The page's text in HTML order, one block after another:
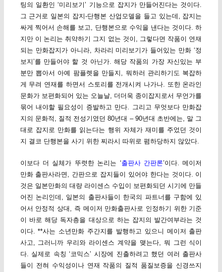
팅의 일환인 ‘미리보기’ 기능으로 잡지가 만들어진다는 것이다.
그 근거로 일본의 잡지-단행본 산업모델을 들고 있는데, 잡지는
싸게 찍어서 손해를 보고, 단행본으로 수익을 낸다는 것이다. 하
지만 이 논리는 취약하기 그지 없는 것이, 그렇다면 작품이 연재
되는 만화잡지가 아니라, 차라리 미리보기가 들어있는 만화 ‘정
보지’를 만들어야 할 것 아닌가. 해당 작품의 가장 자신있는 부
분만 뽑아서 아예 팜플렛을 만들지, 뭐하러 관리하기도 복잡하
게 무려 연재를 하면서 스토리를 전개시켜 나가나. 또한 온라인
문화가 보편화되어 있는 오늘날, 더더욱 종이잡지로서 무언가를
묶어 내야할 필요성이 증발하고 만다. 그리고 무엇보다 만화잡
지의 문화적, 질적 전성기였던 80년대 – 90년대 초반에는, 말 그
대로 잡지로 만화를 읽는다는 행위 자체가 재미를 주었던 것이
지 결코 단행본을 사기 위한 찌라시 따위로 폄하당하지 않았다.
이보다 더 실체가 뚜렷한 논리는 ‘출판사 간판론’이다. 메이저
만화 출판사라면, 간판으로 잡지들이 있어야 한다는 것이다. 이
것은 일본만화의 대량 라이센스 수입이 보편화되던 시기에 만들
어진 논리인데, 일본의 출판사들이 한국의 파트너를 구함에 있
어서 안정적 상대, 즉 메이저 만화출판사로 인정하기 위한 기준
이 바로 해당 독자층을 대상으로 하는 잡지의 발간여부라는 것
이다. **사는 소년만화 주간지를 발행하고 있으니 메이저 출판
사고, 그러니까 우리와 라이센스 계약을 맺는다, 뭐 그런 식이
다. 실제로 속칭 ‘코믹스’ 시장에 진출하려고 했던 여러 출판사
들이 전혀 수익성이나 연재 작품의 질적 품질보증을 신경쓰지